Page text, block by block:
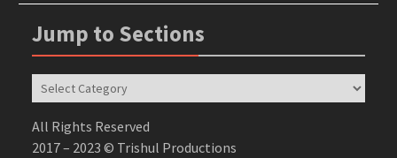
Jump to Sections
Jump
to
Sections
All Rights Reserved
2017 – 2023 © Trishul Productions